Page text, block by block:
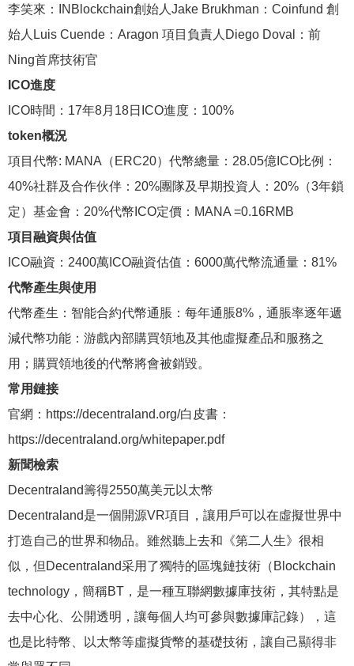
李笑來：INBlockchain創始人Jake Brukhman：Coinfund 創
始人Luis Cuende：Aragon 項目負責人Diego Doval：前
Ning首席技術官
ICO進度
ICO時間：17年8月18日ICO進度：100%
token概況
項目代幣: MANA（ERC20）代幣總量：28.05億ICO比例：
40%社群及合作伙伴：20%團隊及早期投資人：20%（3年鎖
定）基金會：20%代幣ICO定價：MANA =0.16RMB
項目融資與估值
ICO融資：2400萬ICO融資估值：6000萬代幣流通量：81%
代幣產生與使用
代幣產生：智能合約代幣通脹：每年通脹8%，通脹率逐年遞
減代幣功能：游戲內部購買領地及其他虛擬產品和服務之
用；購買領地後的代幣將會被銷毀。
常用鏈接
官網：https://decentraland.org/白皮書：
https://decentraland.org/whitepaper.pdf
新聞檢索
Decentraland籌得2550萬美元以太幣
Decentraland是一個開源VR項目，讓用戶可以在虛擬世界中
打造自己的世界和物品。雖然聽上去和《第二人生》很相
似，但Decentraland采用了獨特的區塊鏈技術（Blockchain
technology，簡稱BT，是一種互聯網數據庫技術，其特點是
去中心化、公開透明，讓每個人均可參與數據庫記錄），這
也是比特幣、以太幣等虛擬貨幣的基礎技術，讓自己顯得非